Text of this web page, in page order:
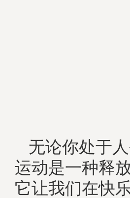
无论你处于
运动是一种释
它让我们在快